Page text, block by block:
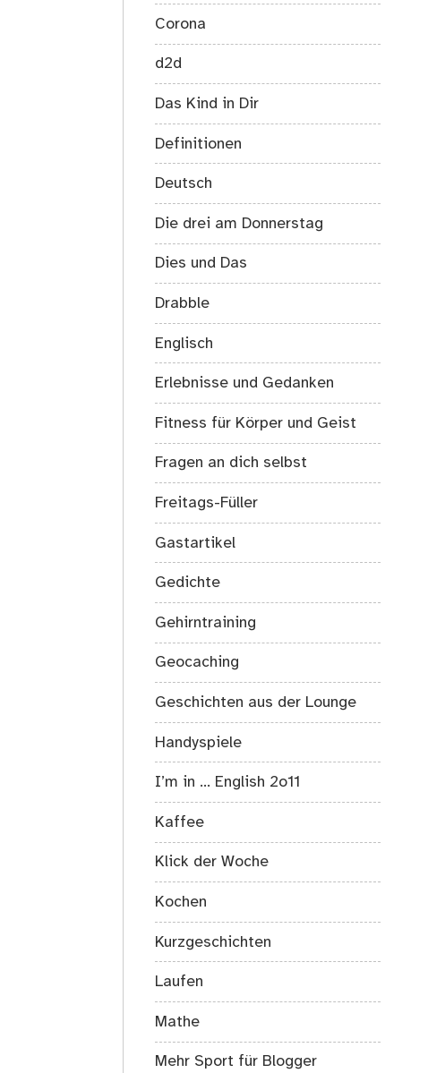
Corona
d2d
Das Kind in Dir
Definitionen
Deutsch
Die drei am Donnerstag
Dies und Das
Drabble
Englisch
Erlebnisse und Gedanken
Fitness für Körper und Geist
Fragen an dich selbst
Freitags-Füller
Gastartikel
Gedichte
Gehirntraining
Geocaching
Geschichten aus der Lounge
Handyspiele
I’m in … English 2o11
Kaffee
Klick der Woche
Kochen
Kurzgeschichten
Laufen
Mathe
Mehr Sport für Blogger